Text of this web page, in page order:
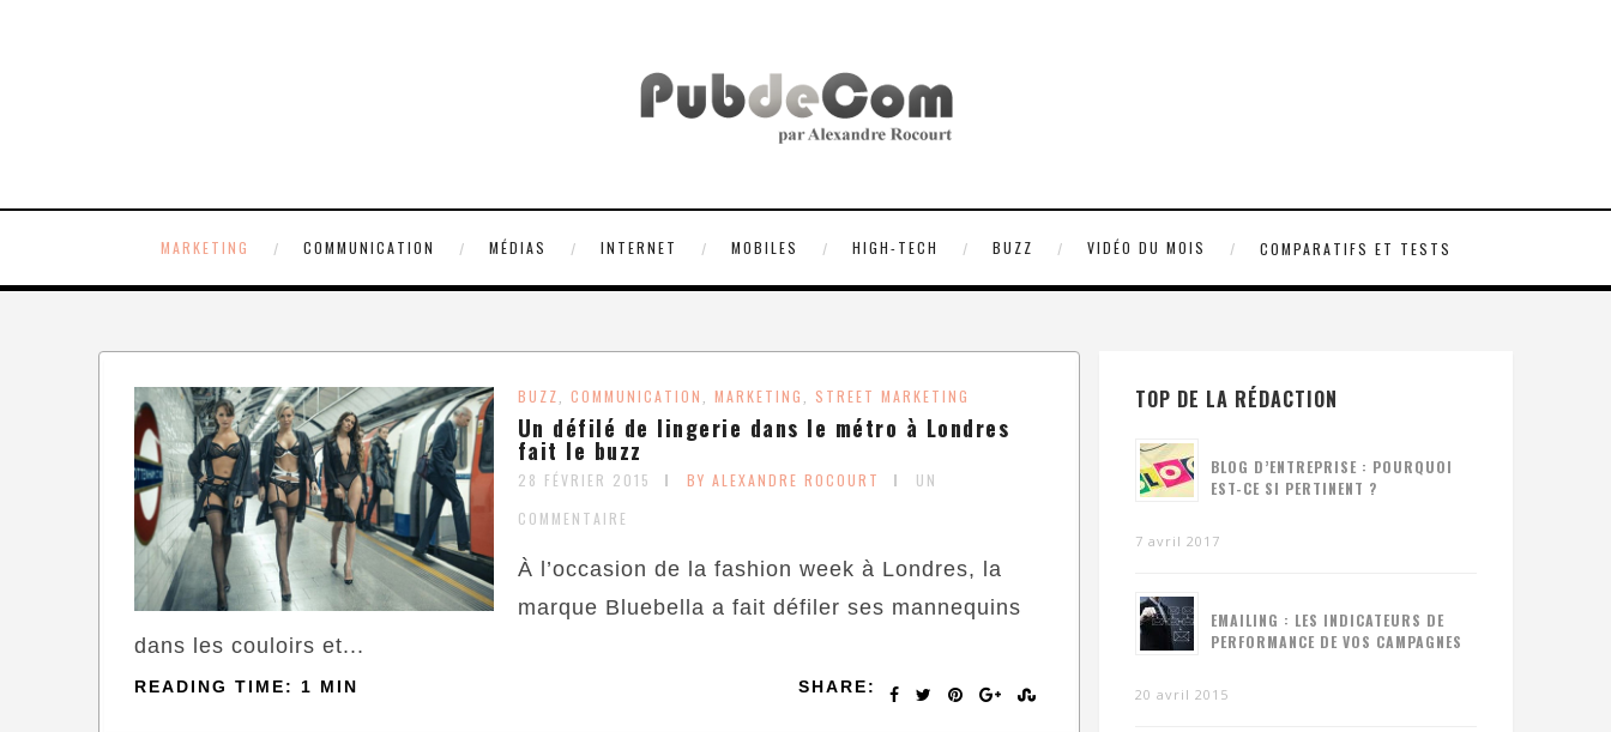
MARKETING COMMUNICATION MÉDIAS INTERNET MOBILES HIGH-TECH BUZZ VIDÉO DU MOIS COMPARATIFS ET TESTS
BUZZ COMMUNICATION MARKETING STREET MARKETING
Un défilé de lingerie dans le métro à Londres
fait le buzz
28 FÉVRIER 2015 BY ALEXANDRE ROCOURT
UN
COMMENTAIRE
À l’occasion de la fashion week à Londres, la
marque Bluebella a fait défiler ses mannequins
dans les couloirs et...
SHARE:
READING TIME: 1 MIN
TOP DE LA RÉDACTION
BLOG D’ENTREPRISE : POURQUOI
EST-CE SI PERTINENT ?
7 avril 2017
EMAILING : LES INDICATEURS DE
PERFORMANCE DE VOS CAMPAGNES
20 avril 2015